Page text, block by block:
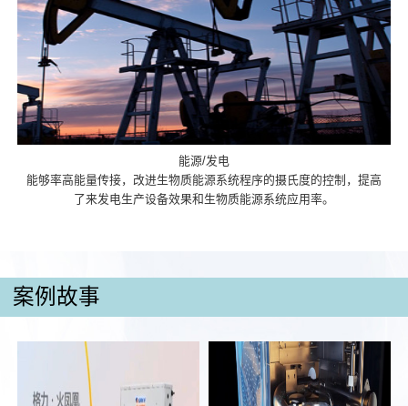
能源/发电
能够率高能量传接，改进生物质能源系统程序的摄氏度的控制，提高
了来发电生产设备效果和生物质能源系统应用率。
案例故事